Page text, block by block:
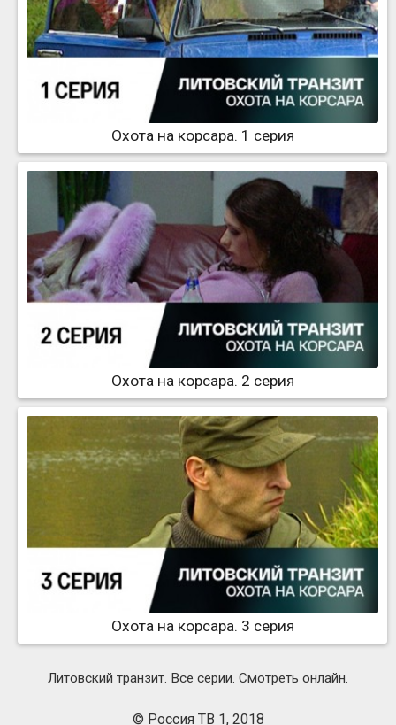
Охота на корсара. 1 серия
Охота на корсара. 2 серия
Охота на корсара. 3 серия
Литовский транзит. Все серии. Смотреть онлайн.
© Россия ТВ 1, 2018